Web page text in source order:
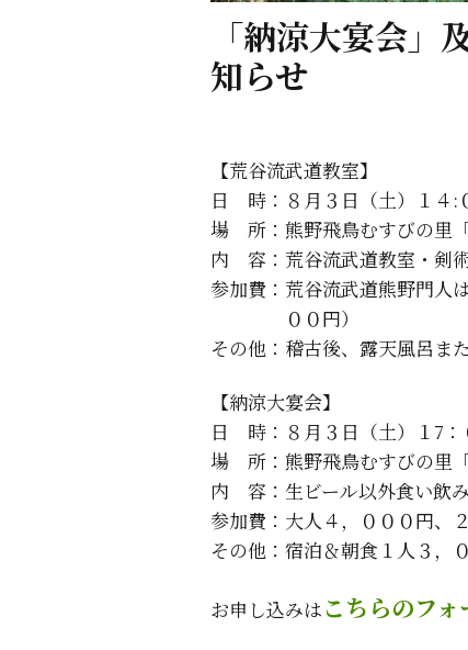
「納涼大宴会」
知らせ
【荒谷流武道教室】
日 時：８月３日（土）１４:
場 所：熊野飛鳥むすびの里「
内 容：荒谷流武道教室・剣
参加費：荒谷流武道熊野門人
００円）
その他：稽古後、露天風呂ま
【納涼大宴会】
日 時：８月３日（土）１7：
場 所：熊野飛鳥むすびの里「
内 容：生ビール以外食い飲
参加費：大人４，０００円、
その他：宿泊＆朝食１人３，
お申し込みは こちらのフォ